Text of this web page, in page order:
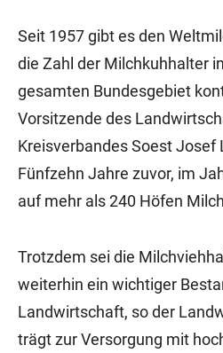
Seit 1957 gibt es den
die Zahl der Milchkuhhalter
gesamten Bundesgebiet
Vorsitzende des
Kreisverbandes Soest Josef
Fünfzehn Jahre zuvor, im
auf mehr als 240 Höfen
Trotzdem sei die
weiterhin ein wichtiger
Landwirtschaft, so der
trägt zur Versorgung mit